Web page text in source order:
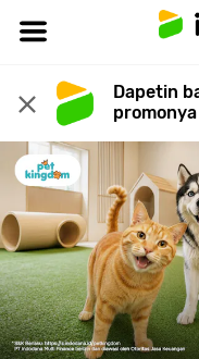
Dapetin